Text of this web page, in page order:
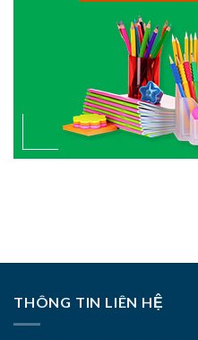
THÔNG TIN LIÊN HỆ